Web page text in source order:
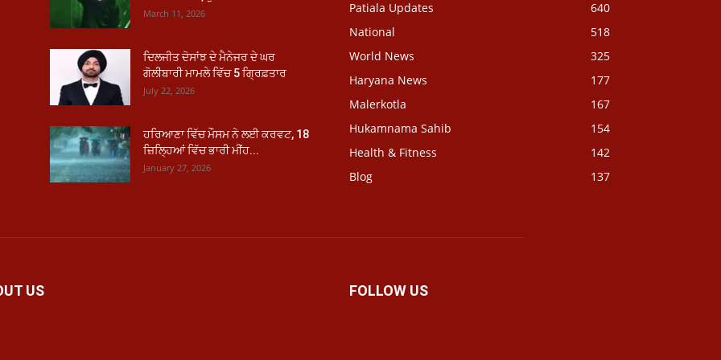
March 11, 2026
ਦਿਲਜੀਤ ਦੋਸਾਂਝ ਦੇ ਮੈਨੇਜਰ ਦੇ ਘਰ
ਗੋਲੀਬਾਰੀ ਮਾਮਲੇ ਵਿੱਚ 5 ਗ੍ਰਿਫ਼ਤਾਰ
July 22, 2026
ਹਰਿਆਣਾ ਵਿੱਚ ਮੌਸਮ ਨੇ ਲਈ ਕਰਵਟ, 18
ਜ਼ਿਲ੍ਹਿਆਂ ਵਿੱਚ ਭਾਰੀ ਮੀਂਹ...
January 27, 2026
Patiala Updates
640
National
518
World News
325
Haryana News
177
Malerkotla
167
Hukamnama Sahib
154
Health & Fitness
142
Blog
137
US FOLLOW US